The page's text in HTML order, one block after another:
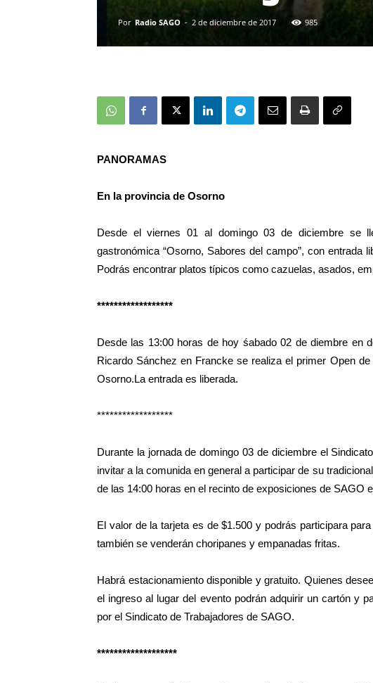
Por Radio SAGO - 2 de diciembre de 2017 985
PANORAMAS
En la provincia de Osorno
Desde el viernes 01 al domingo 03 de diciembre se
gastronómica “Osorno, Sabores del campo”, con entrada
Podrás encontrar platos típicos como cazuelas, asados,
******************
Desde las 13:00 horas de hoy śabado 02 de diembre en
Ricardo Sánchez en Francke se realiza el primer Open
Osorno.La entrada es liberada.
******************
Durante la jornada de domingo 03 de diciembre el
invitar a la comunida en general a participar de su
de las 14:00 horas en el recinto de exposiciones de SAGO
El valor de la tarjeta es de $1.500 y podrás participara
también se venderán choripanes y empanadas fritas.
Habrá estacionamiento disponible y gratuito. Quienes
el ingreso al lugar del evento podrán adquirir un cartón y
por el Sindicato de Trabajadores de SAGO.
*******************